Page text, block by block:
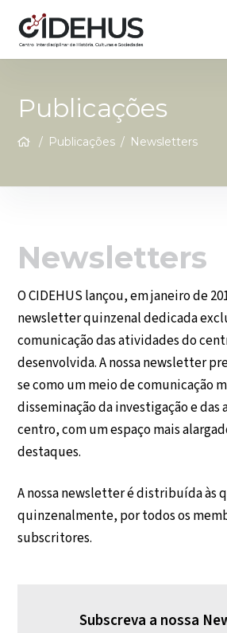
content
Publicações
/ Publicações / Newsletters
Newsletters
O CIDEHUS lançou, em janeiro de
newsletter quinzenal dedicada
comunicação das atividades do
desenvolvida. A nossa newsletter
se como um meio de comunicação
disseminação da investigação e
centro, com um espaço mais
destaques.
A nossa newsletter é distribuída às
quinzenalmente, por todos os
subscritores.
Subscreva a nossa